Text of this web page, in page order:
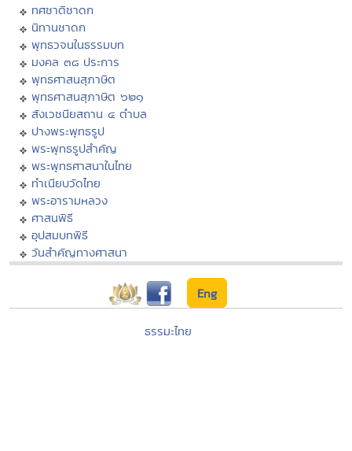
ทศชาติชาดก
นิทานชาดก
พุทธวจนในธรรมบท
มงคล ๓๘ ประการ
พุทธศาสนสุภาษิต
พุทธศาสนสุภาษิต ๖๒๑
สังเวชนียสถาน ๔ ตำบล
ปางพระพุทธรูป
พระพุทธรูปสำคัญ
พระพุทธศาสนาในไทย
ทำเนียบวัดไทย
พระอารามหลวง
ศาสนพิธี
อุปสมบทพิธี
วันสำคัญทางศาสนา
Eng
ธรรมะไทย